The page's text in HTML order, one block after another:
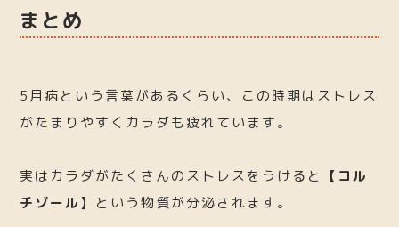
まとめ
5月病という言葉があるくらい、この時期はストレス
がたまりやすくカラダも疲れています。
実はカラダがたくさんのストレスをうけると
【コル
チゾール】 という物質が分泌されます。